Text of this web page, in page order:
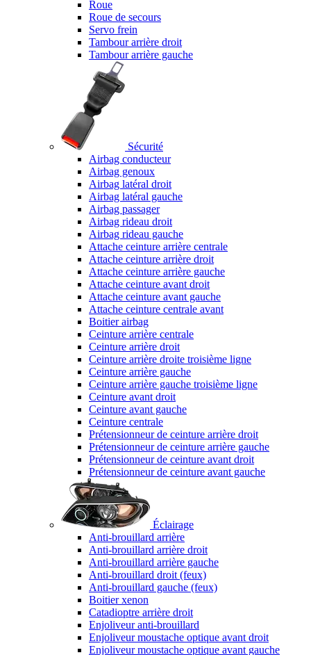
Roue
Roue de secours
Servo frein
Tambour arrière droit
Tambour arrière gauche
Sécurité
Airbag conducteur
Airbag genoux
Airbag latéral droit
Airbag latéral gauche
Airbag passager
Airbag rideau droit
Airbag rideau gauche
Attache ceinture arrière centrale
Attache ceinture arrière droit
Attache ceinture arrière gauche
Attache ceinture avant droit
Attache ceinture avant gauche
Attache ceinture centrale avant
Boitier airbag
Ceinture arrière centrale
Ceinture arrière droit
Ceinture arrière droite troisième ligne
Ceinture arrière gauche
Ceinture arrière gauche troisième ligne
Ceinture avant droit
Ceinture avant gauche
Ceinture centrale
Prétensionneur de ceinture arrière droit
Prétensionneur de ceinture arrière gauche
Prétensionneur de ceinture avant droit
Prétensionneur de ceinture avant gauche
Éclairage
Anti-brouillard arrière
Anti-brouillard arrière droit
Anti-brouillard arrière gauche
Anti-brouillard droit (feux)
Anti-brouillard gauche (feux)
Boitier xenon
Catadioptre arrière droit
Enjoliveur anti-brouillard
Enjoliveur moustache optique avant droit
Enjoliveur moustache optique avant gauche